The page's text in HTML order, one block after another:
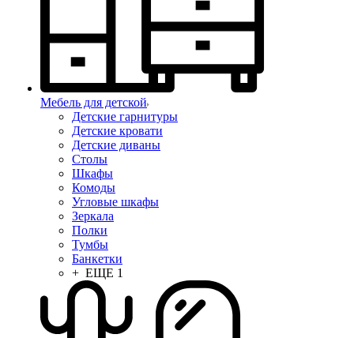
Мебель для детской
Детские гарнитуры
Детские кровати
Детские диваны
Столы
Шкафы
Комоды
Угловые шкафы
Зеркала
Полки
Тумбы
Банкетки
+ ЕЩЕ 1